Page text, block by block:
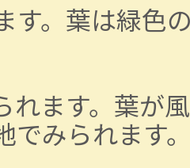
。葉は緑色の
ます。葉が
みられます。